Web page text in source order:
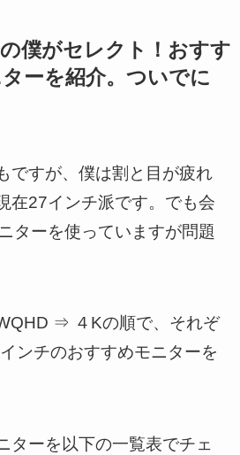
僕がセレクト！おすす
ーを紹介。ついでに
ですが、僕は割と目が疲れ
在27インチ派です。でも会
ターを使っていますが問題
⇒ ４Kの順で、それぞ
ンチのおすすめモニターを
ターを以下の一覧表でチェ